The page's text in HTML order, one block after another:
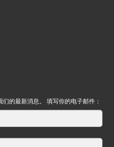
的最新消息。 填写你的电子邮件：